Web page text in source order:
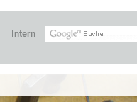
Intern